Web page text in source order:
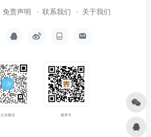
免责声明 联系我们 关于我们
企业微信 服务号